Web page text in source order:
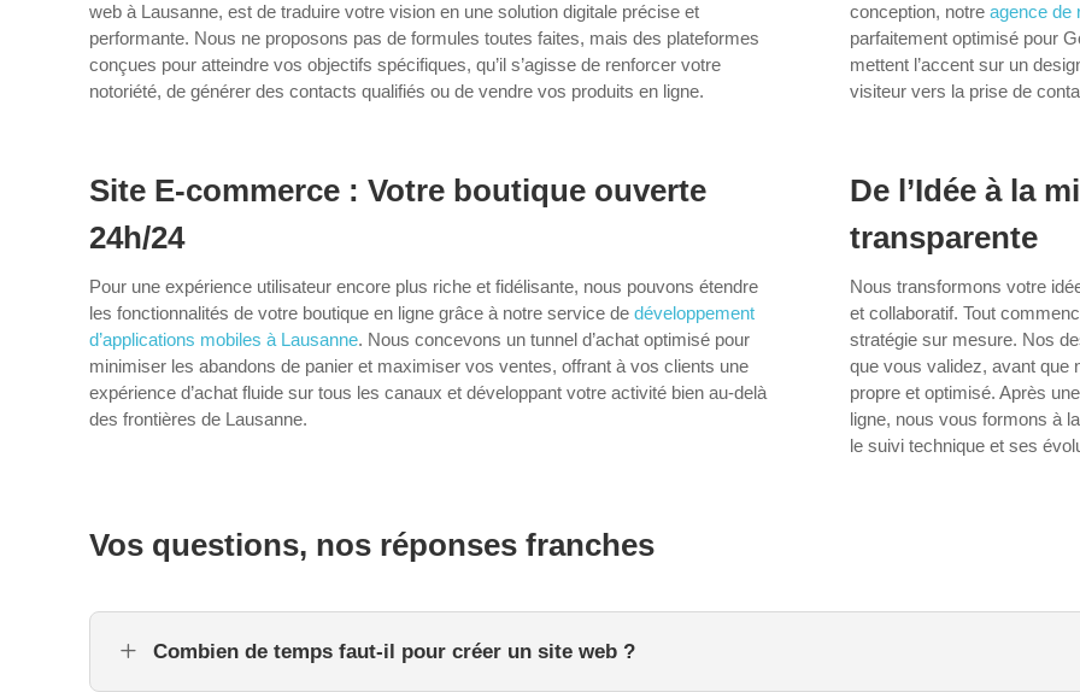
web à Lausanne, est de traduire votre vision en une solution digitale précise et
performante. Nous ne proposons pas de formules toutes faites, mais des plateformes
conçues pour atteindre vos objectifs spécifiques, qu’il s’agisse de renforcer votre
notoriété, de générer des contacts qualifiés ou de vendre vos produits en ligne.
conception, notre agence de
parfaitement optimisé pour
mettent l’accent sur un
visiteur vers la prise de
Site E-commerce : Votre boutique ouverte
24h/24
Pour une expérience utilisateur encore plus riche et fidélisante, nous pouvons étendre
les fonctionnalités de votre boutique en ligne grâce à notre service de développement
d’applications mobiles à Lausanne. Nous concevons un tunnel d’achat optimisé pour
minimiser les abandons de panier et maximiser vos ventes, offrant à vos clients une
expérience d’achat fluide sur tous les canaux et développant votre activité bien au-delà
des frontières de Lausanne.
De l’Idée à la
transparente
Nous transformons votre
et collaboratif. Tout
stratégie sur mesure. Nos
que vous validez, avant que
propre et optimisé. Après
ligne, nous vous formons à
le suivi technique et ses
Vos questions, nos réponses franches
L Combien de temps faut-il pour créer un site web ?